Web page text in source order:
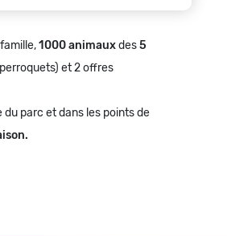
1000 animauxdes5
et 2 offres
parc et dans les points de